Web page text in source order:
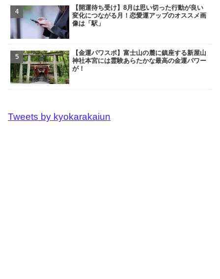
【開運待ち受け】8月は思い切った行動が良い
変化につながる月！恋愛運アップのオススメ画
像は「駅」
【金運パワスポ】富士山の麓に鎮座する新屋山
神社本宮には霊験あらたかな最高の金運パワー
が！
Tweets by kyokarakaiun